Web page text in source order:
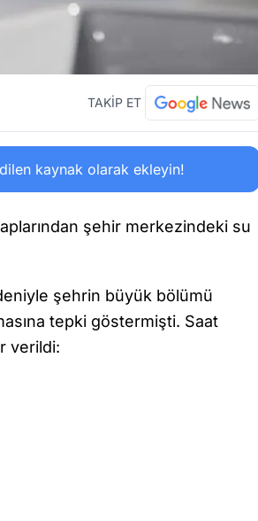
TAKİP ET
kaynak olarak ekleyin!
şehir merkezindeki su
şehrin büyük bölümü
tepki göstermişti. Saat
verildi: